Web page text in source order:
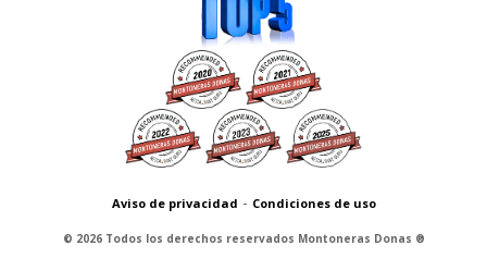
Aviso de privacidad - Condiciones de uso
© 2026 Todos los derechos reservados Montoneras Donas ®